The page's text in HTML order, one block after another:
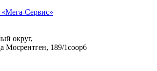
округ,
Мосрентген, 189/1соор6